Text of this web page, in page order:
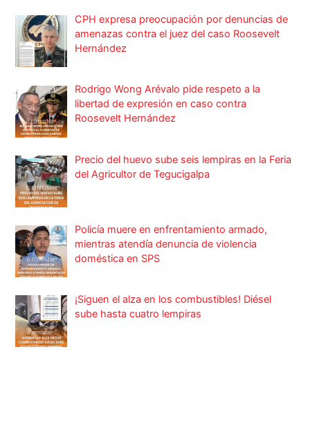
CPH expresa preocupación por denuncias de
amenazas contra el juez del caso Roosevelt
Hernández
Rodrigo Wong Arévalo pide respeto a la
libertad de expresión en caso contra
Roosevelt Hernández
Precio del huevo sube seis lempiras en la Feria
del Agricultor de Tegucigalpa
Policía muere en enfrentamiento armado,
mientras atendía denuncia de violencia
doméstica en SPS
¡Siguen el alza en los combustibles! Diésel
sube hasta cuatro lempiras